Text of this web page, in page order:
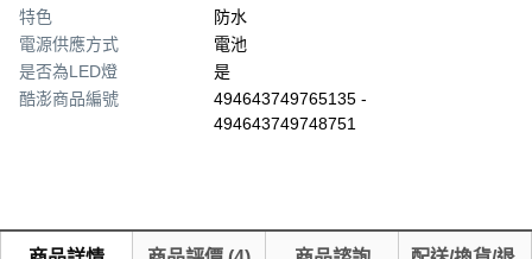
特色
防水
電源供應方式
電池
是否為LED燈
是
酷澎商品編號
494643749765135 -
494643749748751